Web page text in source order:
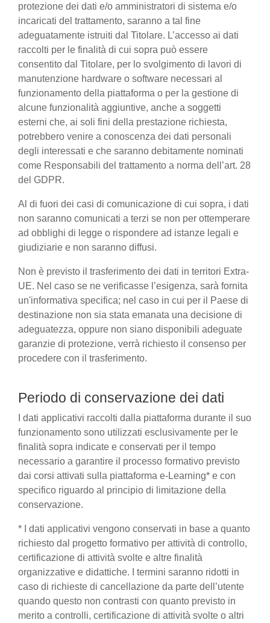
protezione dei dati e/o amministratori di sistema e/o
incaricati del trattamento, saranno a tal fine
adeguatamente istruiti dal Titolare. L’accesso ai dati
raccolti per le finalità di cui sopra può essere
consentito dal Titolare, per lo svolgimento di lavori di
manutenzione hardware o software necessari al
funzionamento della piattaforma o per la gestione di
alcune funzionalità aggiuntive, anche a soggetti
esterni che, ai soli fini della prestazione richiesta,
potrebbero venire a conoscenza dei dati personali
degli interessati e che saranno debitamente nominati
come Responsabili del trattamento a norma dell’art. 28
del GDPR.
Al di fuori dei casi di comunicazione di cui sopra, i dati
non saranno comunicati a terzi se non per ottemperare
ad obblighi di legge o rispondere ad istanze legali e
giudiziarie e non saranno diffusi.
Non è previsto il trasferimento dei dati in territori Extra-
UE. Nel caso se ne verificasse l’esigenza, sarà fornita
un'informativa specifica; nel caso in cui per il Paese di
destinazione non sia stata emanata una decisione di
adeguatezza, oppure non siano disponibili adeguate
garanzie di protezione, verrà richiesto il consenso per
procedere con il trasferimento.
Periodo di conservazione dei dati
I dati applicativi raccolti dalla piattaforma durante il suo
funzionamento sono utilizzati esclusivamente per le
finalità sopra indicate e conservati per il tempo
necessario a garantire il processo formativo previsto
dai corsi attivati sulla piattaforma e-Learning* e con
specifico riguardo al principio di limitazione della
conservazione.
* I dati applicativi vengono conservati in base a quanto
richiesto dal progetto formativo per attività di controllo,
certificazione di attività svolte e altre finalità
organizzative e didattiche. I termini saranno ridotti in
caso di richieste di cancellazione da parte dell’utente
quando questo non contrasti con quanto previsto in
merito a controlli, certificazione di attività svolte o altri